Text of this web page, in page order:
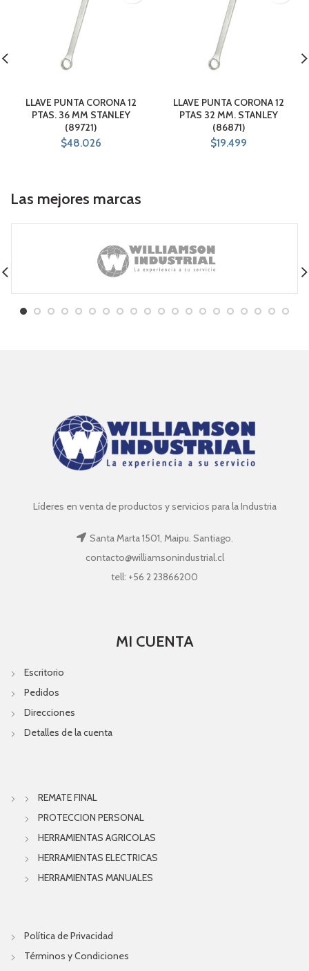
LLAVE PUNTA CORONA 12
PTAS. 36 MM STANLEY
(89721)
$48.026
LLAVE PUNTA CORONA 12
PTAS 32 MM. STANLEY
(86871)
$19.499
Las mejores marcas
Líderes en venta de productos y servicios para la Industria
Santa Marta 1501, Maipu. Santiago.
contacto@williamsonindustrial.cl
tell: +56 2 23866200
MI CUENTA
Escritorio
Pedidos
Direcciones
Detalles de la cuenta
REMATE FINAL
PROTECCION PERSONAL
HERRAMIENTAS AGRICOLAS
HERRAMIENTAS ELECTRICAS
HERRAMIENTAS MANUALES
Política de Privacidad
Términos y Condiciones